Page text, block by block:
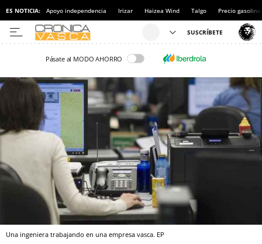
ES NOTICIA: Apoyo independencia Irizar Haizea Wind Talgo Precio gasolina
Pásate al MODO AHORRO
Una ingeniera trabajando en una empresa vasca. EP